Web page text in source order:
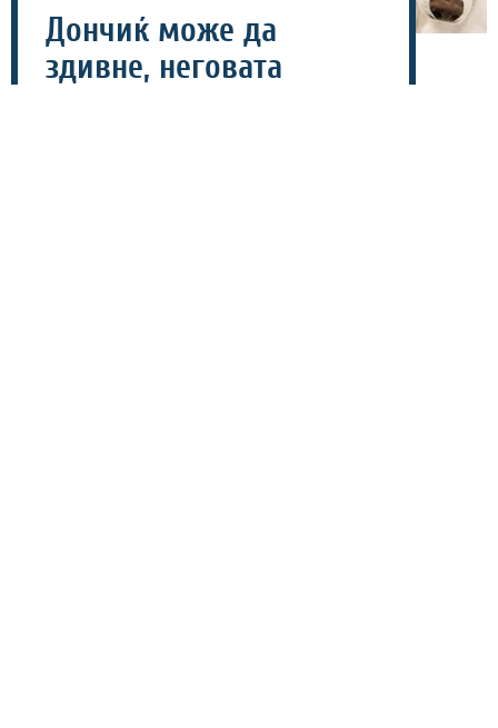
Дончиќ може да
здивне, неговата